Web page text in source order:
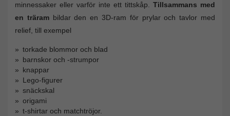
minnessaker eller varför inte ett tittskåp. Tillsammans med
en trärambildar den en 3D-ram för prylar och tavlor med
relief, till exempel
torkade blommor och blad
barnskor och -strumpor
knappar
Lego-figurer
snäckskal
origami
t-shirtar och matchtröjor.